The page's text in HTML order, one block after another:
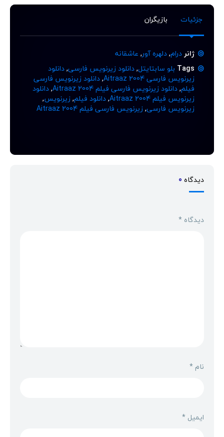
جزئیات بازیگران
ژانردرام,دلهره آور, عاشقانه
Tags بلو سابتایتل,دانلود زیرنویس فارسی,دانلود
زیرنویس فارسی Aitraaz 2004
,دانلود زیرنویس فارسی
فیلم,دانلود زیرنویس فارسی فیلم Aitraaz 2004 ,دانلود
زیرنویس فیلم Aitraaz 2004
,دانلود فیلم,زیرنویس,
زیرنویس فارسی,زیرنویس فارسی فیلم Aitraaz 2004
دیدگاه 0
دیدگاه *
نام*
ایمیل *